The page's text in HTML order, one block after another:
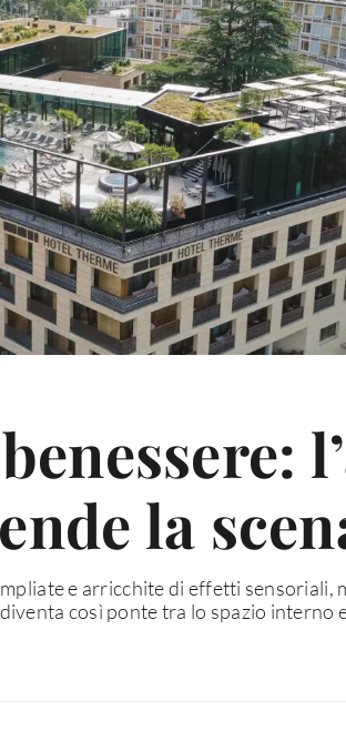
la
e arricchite di effetti sensoriali,
così ponte tra lo spazio interno